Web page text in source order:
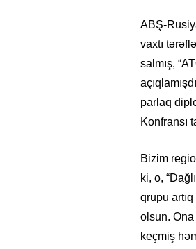
ABŞ-
vaxtı
salmış,
parlaq
Konfransı
Bizim
ki, o,
qrupu
olsun.
keçmiş